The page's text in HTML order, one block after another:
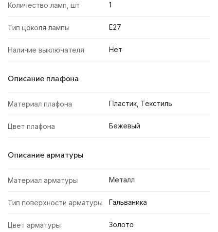
Количество ламп, шт 1
Тип цоколя лампы E27
Наличие выключателя Нет
Описание плафона
Материал плафона Пластик, Текстиль
Цвет плафона Бежевый
Описание арматуры
Материал арматуры Металл
Тип поверхности арматуры Гальваника
Цвет арматуры Золото